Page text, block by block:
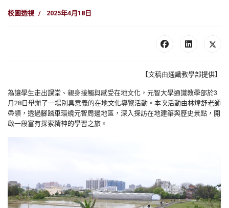
校園透視 2025年4月18日
【文稿由通識教學部提供】
為讓學生走出課堂、親身接觸與感受在地文化，元智大學通識教學部於3
月28日舉辦了一場別具意義的在地文化導覽活動。本次活動由林煒舒老師
帶領，透過腳踏車環繞元智周邊地區，深入探訪在地建築與歷史景點，開
啟一段富有探索精神的學習之旅。